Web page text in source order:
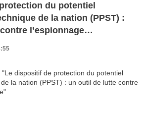
du potentiel
de la nation (PPST) :
l’espionnage